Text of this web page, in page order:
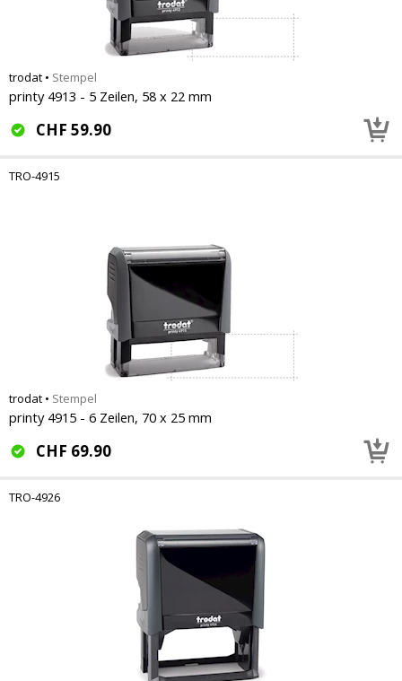
trodat • Stempel
printy 4913 - 5 Zeilen, 58 x 22 mm
CHF 59.90
TRO-4915
trodat • Stempel
printy 4915 - 6 Zeilen, 70 x 25 mm
CHF 69.90
TRO-4926